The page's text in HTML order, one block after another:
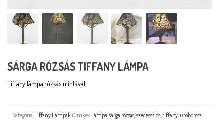
SÁRGA RÓZSÁS TIFFANY LÁMPA
Tiffany lámpa rózsás mintával.
Kategória:Tiffany Lámpák Címkék: lámpa,sárga rózsás,szecessziós, tiffany, uroborosz